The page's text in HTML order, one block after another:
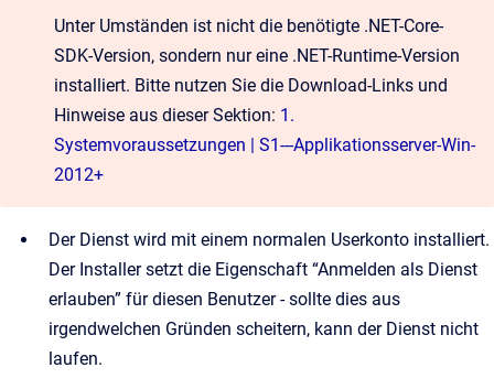
Unter Umständen ist nicht die benötigte .NET-Core-
SDK-Version, sondern nur eine .NET-Runtime-Version
installiert. Bitte nutzen Sie die Download-Links und
Hinweise aus dieser Sektion: 1.
Systemvoraussetzungen | S1---Applikationsserver-Win-
2012+
Der Dienst wird mit einem normalen Userkonto installiert.
Der Installer setzt die Eigenschaft “Anmelden als Dienst
erlauben” für diesen Benutzer - sollte dies aus
irgendwelchen Gründen scheitern, kann der Dienst nicht
laufen.